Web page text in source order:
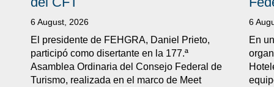
6 August, 2026
El presidente de FEHGRA, Daniel Prieto,
participó como disertante en la 177.ª
Asamblea Ordinaria del Consejo Federal de
Turismo, realizada en el marco de Meet
6
En